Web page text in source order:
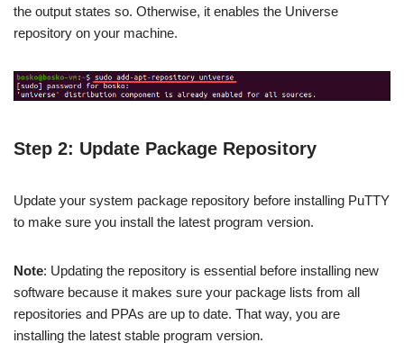
the output states so. Otherwise, it enables the Universe
repository on your machine.
Step 2: Update Package Repository
Update your system package repository before installing PuTTY
to make sure you install the latest program version.
Note: Updating the repository is essential before installing new
software because it makes sure your package lists from all
repositories and PPAs are up to date. That way, you are
installing the latest stable program version.